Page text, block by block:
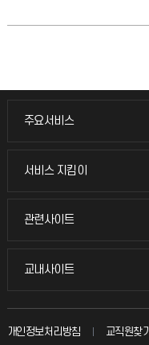
주요서비스
주요서비스
교무회의방송
입학안내
서비스 지킴이
서비스 지킴이
묻고 답하기
칭찬마당
관련사이트
관련사이트
국방헬프콜
교내사이트
교내사이트
교수회
개인정보처리방침 교직원찾기